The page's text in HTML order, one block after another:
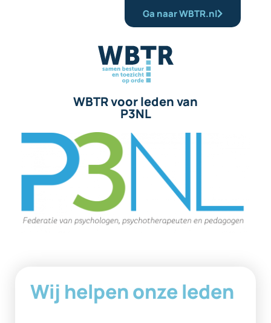
Ga naar WBTR.nl
WBTR voor leden van
P3NL
Wij helpen onze leden